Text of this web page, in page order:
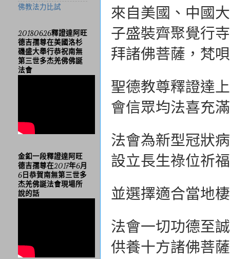
來自美國、中國
子盛裝齊聚覺行
拜諸佛菩薩，梵
聖德教尊釋證達
會信眾均法喜充
法會為新型冠狀
設立長生祿位祈
並選擇適合當地
法會一切功德至
供養十方諸佛菩
佛教法力比試
20180626釋證達阿旺
德吉孺尊在美國洛杉
磯盛大舉行恭祝南無
第三世多杰羌佛佛誕
法會
金釦一段釋證達阿旺
德吉孺尊在2017年6月
6日恭賀南無第三世多
杰羌佛誕法會現場所
說的話